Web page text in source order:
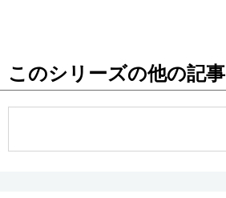
このシリーズの他の記事